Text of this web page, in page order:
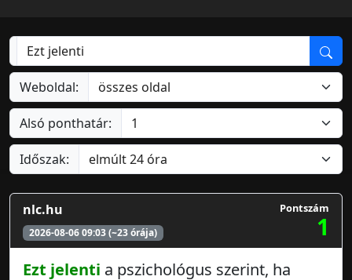
Weboldal:
Alsó ponthatár:
Időszak:
nlc.hu
2026-08-06 09:03 (~23 órája)
Pontszám
1
Ezt jelenti a pszichológus szerint, ha